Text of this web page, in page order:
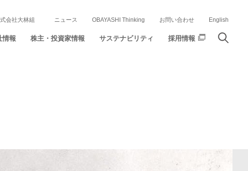
情報 株主・投資家情報 サステナビリティ 採用情報
会社大林組 ニュース OBAYASHI Thinking お問い合わせ English